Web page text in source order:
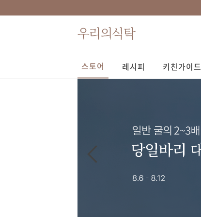
스토어 레시피 키친가이드